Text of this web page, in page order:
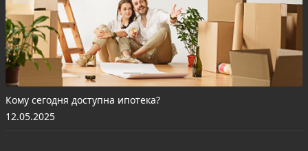
Кому сегодня доступна ипотека?
12.05.2025